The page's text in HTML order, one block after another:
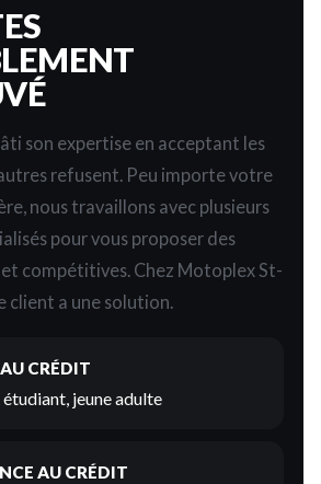
son expertise en acceptant les
refusent. Peu importe votre
nous travaillons avec plusieurs
pour vous proposer des
compétitives. Chez Motoplex St-
client a une solution.
CRÉDIT
jeune adulte
AU CRÉDIT